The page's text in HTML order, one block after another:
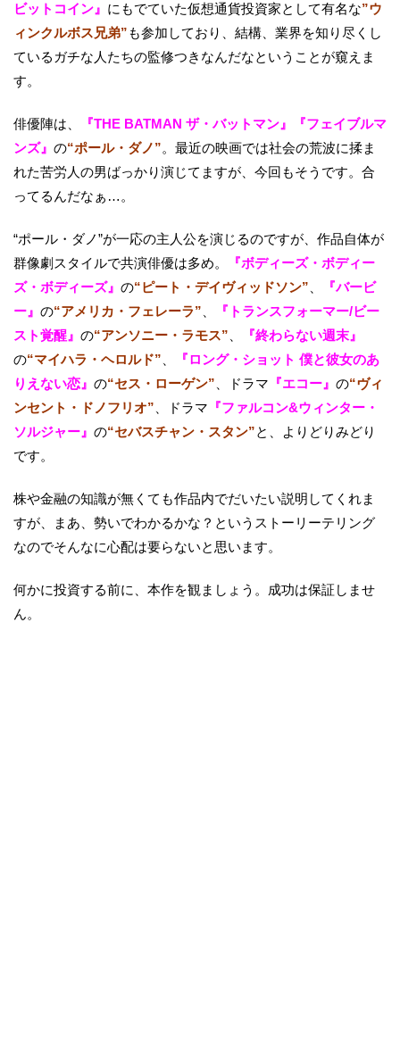
ビットコイン』 にもでていた仮想通貨投資家として有名な”ウ
ィンクルボス兄弟”も参加しており、結構、業界を知り尽くし
ているガチな人たちの監修つきなんだなということが窺えま
す。
俳優陣は、
『THE BATMAN ザ・バットマン』『フェイブルマ
ンズ』 の“ポール・ダノ”。最近の映画では社会の荒波に揉ま
れた苦労人の男ばっかり演じてますが、今回もそうです。合
ってるんだなぁ…。
“ポール・ダノ”が一応の主人公を演じるのですが、作品自体が
群像劇スタイルで共演俳優は多め。
『ボディーズ・ボディー
ズ・ボディーズ』 の“ピート・デイヴィッドソン”
『バービ
ー』 の“アメリカ・フェレーラ”
『トランスフォーマー/ビー
スト覚醒』 の“アンソニー・ラモス”
『終わらない週末』
の“マイハラ・ヘロルド”
『ロング・ショット 僕と彼女のあ
りえない恋』 の“セス・ローゲン” 、ドラマ 『エコー』 の“ヴィ
ンセント・ドノフリオ” 、ドラマ 『ファルコン&ウィンター・
ソルジャー』 の“セバスチャン・スタン”と、よりどりみどり
です。
株や金融の知識が無くても作品内でだいたい説明してくれま
すが、まあ、勢いでわかるかな？というストーリーテリング
なのでそんなに心配は要らないと思います。
何かに投資する前に、本作を観ましょう。成功は保証しませ
ん。